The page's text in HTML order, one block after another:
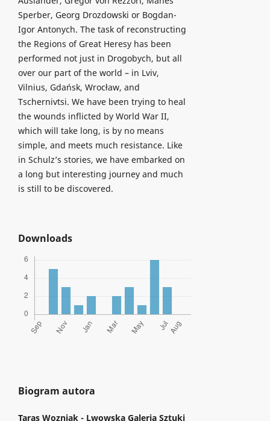
Sperber, Georg Drozdowski or Bogdan-
Igor Antonych. The task of reconstructing
the Regions of Great Heresy has been
performed not just in Drogobych, but all
over our part of the world – in Lviv,
Vilnius, Gdańsk, Wrocław, and
Tschernivtsi. We have been trying to heal
the wounds inflicted by World War II,
which will take long, is by no means
simple, and meets much resistance. Like
in Schulz’s stories, we have embarked on
a long but interesting journey and much
is still to be discovered.
Downloads
Biogram autora
Taras Wozniak - Lwowska Galeria Sztuki